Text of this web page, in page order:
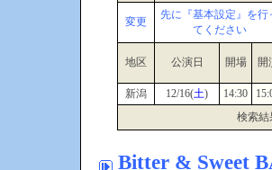
変更
先に『基本設定』を行
てください
地区 公演日 開場 開
新潟 12/16(土) 14:30
検索結
Bitter & Sweet